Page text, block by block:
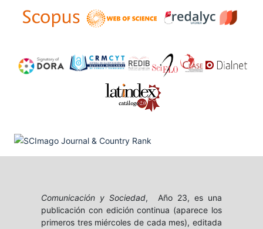
Comunicación y Sociedad, Año 23, es una
publicación con edición continua (aparece los
primeros tres miércoles de cada mes), editada